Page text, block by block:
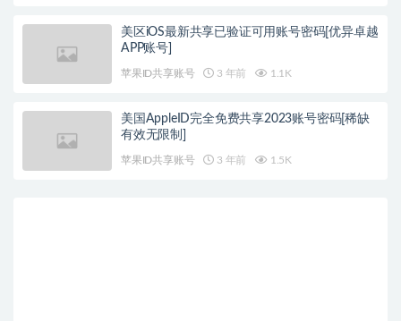
美区iOS最新共享已验证可用账号密码[优异卓越
APP账号]
苹果ID共享账号 3 年前 1.1K
美国AppleID完全免费共享2023账号密码[稀缺
有效无限制]
苹果ID共享账号 3 年前 1.5K